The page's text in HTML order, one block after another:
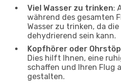
Viel Wasser zu trinken:
während des gesamten
Wasser zu trinken, da
dehydrierend sein kann.
Kopfhörer oder
Dies hilft Ihnen, eine
schaffen und Ihren Flug
gestalten.